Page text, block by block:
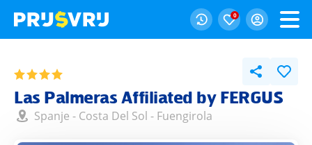
0
Las Palmeras Affiliated by FERGUS
Spanje - Costa Del Sol - Fuengirola